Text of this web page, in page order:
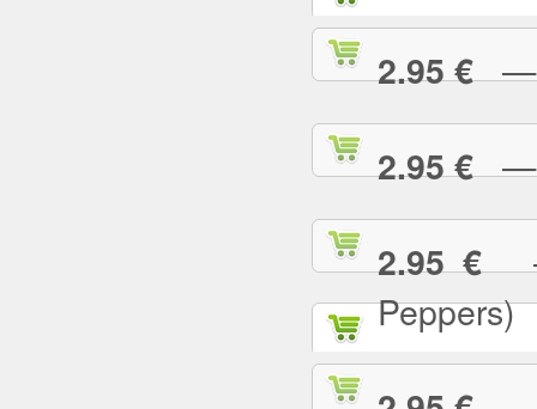
2.95 €—
2.95 €—
2.95 €—
Peppers)